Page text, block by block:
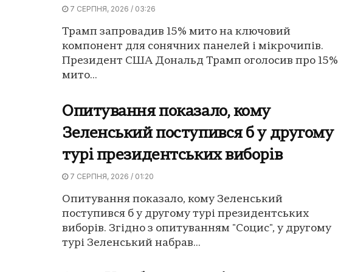
7 СЕРПНЯ, 2026 / 03:26
Трамп запровадив 15% мито на ключовий
компонент для сонячних панелей і мікрочипів.
Президент США Дональд Трамп оголосив про 15%
мито...
Опитування показало, кому
Зеленський поступився б у другому
турі президентських виборів
7 СЕРПНЯ, 2026 / 01:20
Опитування показало, кому Зеленський
поступився б у другому турі президентських
виборів. Згідно з опитуванням "Социс", у другому
турі Зеленський набрав...